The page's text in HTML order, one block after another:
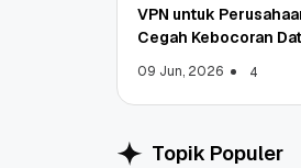
Object Storage
Aplikasi: Atasi
4
VPN untuk
Cegah Kebocoran
09 Jun, 2026 4
Topik Populer